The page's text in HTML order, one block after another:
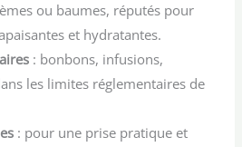
ou baumes, réputés pour
et hydratantes.
: bonbons, infusions,
les limites réglementaires de
: pour une prise pratique et